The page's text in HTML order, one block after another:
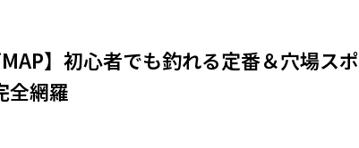
】初心者でも釣れる定番＆穴場スポ
全網羅